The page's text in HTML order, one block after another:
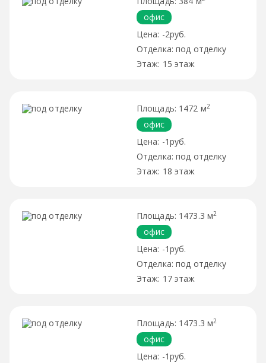
офис
-2руб.
под отделку
15 этаж
1472 м2
офис
-1руб.
под отделку
18 этаж
1473.3 м2
офис
-1руб.
под отделку
17 этаж
1473.3 м2
офис
-1руб.